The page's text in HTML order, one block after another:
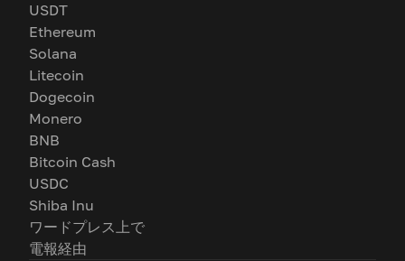
USDT
Ethereum
Solana
Litecoin
Dogecoin
Monero
BNB
Bitcoin Cash
USDC
Shiba Inu
ワードプレス上で
電報経由